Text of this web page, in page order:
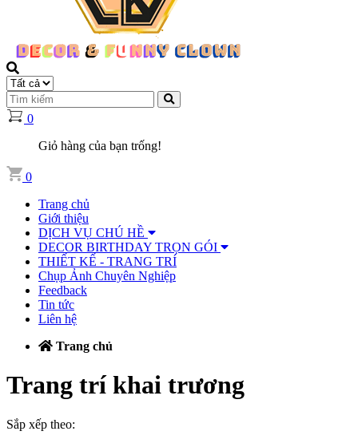
0
Giỏ hàng của bạn trống!
0
Trang chủ
Giới thiệu
DỊCH VỤ CHÚ HỀ
DECOR BIRTHDAY TRỌN GÓI
THIẾT KẾ - TRANG TRÍ
Chụp Ảnh Chuyên Nghiệp
Feedback
Tin tức
Liên hệ
Trang chủ
Trang trí khai trương
Sắp xếp theo: